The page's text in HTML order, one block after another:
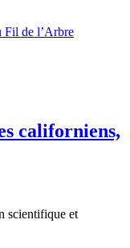
Fil de l’Arbre
californiens,
scientifique et